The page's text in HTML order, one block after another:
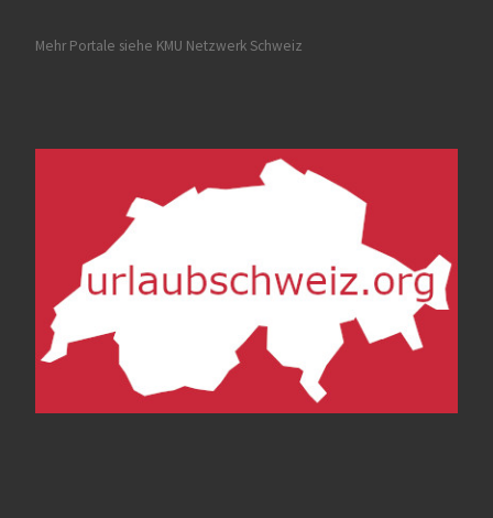
Mehr Portale siehe KMU Netzwerk Schweiz